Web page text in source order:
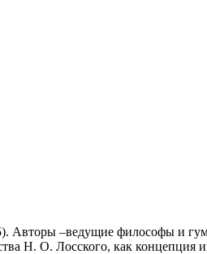
Авторы –ведущие философы и
Н. О. Лосского, как концепция